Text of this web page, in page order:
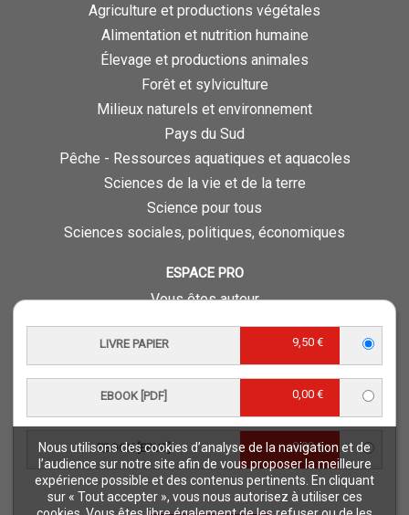
Nous utilisons des cookies d’analyse de la navigation et de
l’audience sur notre site afin de vous proposer la meilleure
expérience possible et des contenus pertinents. En cliquant
sur « Tout accepter », vous nous autorisez à utiliser ces
LIVRE PAPIER 9,50 €
EBOOK [PDF] 0,00 €
EBOOK [EPUB] 0,00 €
Agriculture et productions végétales
Alimentation et nutrition humaine
Élevage et productions animales
Forêt et sylviculture
Milieux naturels et environnement
Pays du Sud
Pêche - Ressources aquatiques et aquacoles
Sciences de la vie et de la terre
Science pour tous
Sciences sociales, politiques, économiques
ESPACE PRO
Vous êtes auteur
Vous êtes journaliste
Vous êtes libraire
Foreign rights
Procédure d'évaluation
NOTRE SITE
Quae © 2018